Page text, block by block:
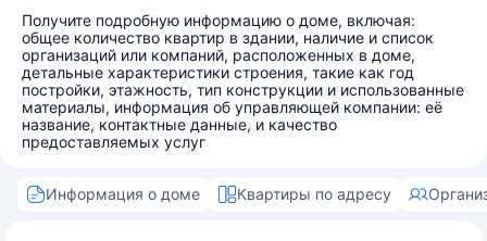
Получите подробную информацию о доме, включая:
общее количество квартир в здании, наличие и список
организаций или компаний, расположенных в доме,
детальные характеристики строения, такие как год
постройки, этажность, тип конструкции и использованные
материалы, информация об управляющей компании: её
название, контактные данные, и качество
предоставляемых услуг
Информация о доме Квартиры по адресу